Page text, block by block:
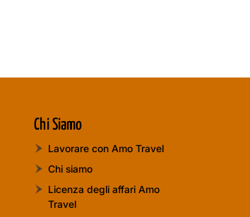
Chi Siamo
Lavorare con Amo Travel
Chi siamo
Licenza degli affari Amo
Travel